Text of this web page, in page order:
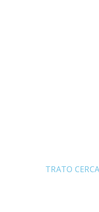
TRATO